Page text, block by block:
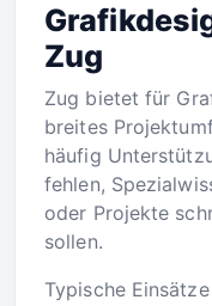
Zug
Zug bietet für
breites
häufig
fehlen,
oder Projekte
sollen.
Typische